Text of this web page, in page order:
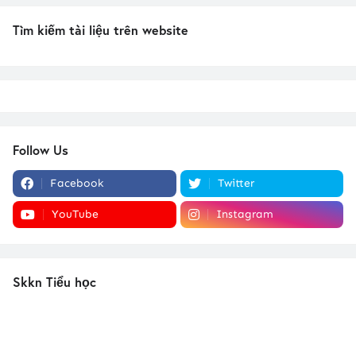
Tìm kiếm tài liệu trên website
Follow Us
Facebook Twitter
YouTube Instagram
Skkn Tiểu học